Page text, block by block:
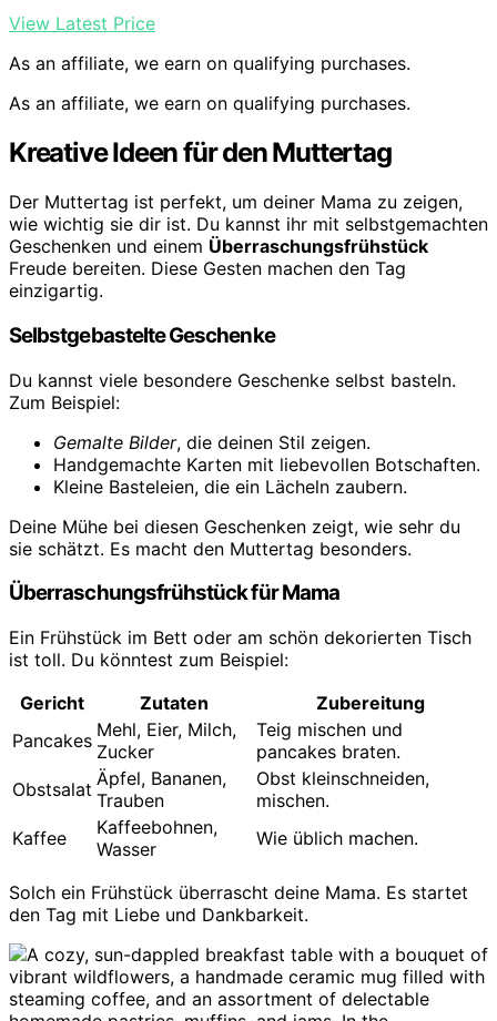
View Latest Price
As an affiliate, we earn on qualifying purchases.
As an affiliate, we earn on qualifying purchases.
Kreative Ideen für den Muttertag
Der Muttertag ist perfekt, um deiner Mama zu zeigen,
wie wichtig sie dir ist. Du kannst ihr mit selbstgemachten
Geschenken und einem Überraschungsfrühstück
Freude bereiten. Diese Gesten machen den Tag
einzigartig.
Selbstgebastelte Geschenke
Du kannst viele besondere Geschenke selbst basteln.
Zum Beispiel:
Gemalte Bilder, die deinen Stil zeigen.
Handgemachte Karten mit liebevollen Botschaften.
Kleine Basteleien, die ein Lächeln zaubern.
Deine Mühe bei diesen Geschenken zeigt, wie sehr du
sie schätzt. Es macht den Muttertag besonders.
Überraschungsfrühstück für Mama
Ein Frühstück im Bett oder am schön dekorierten Tisch
ist toll. Du könntest zum Beispiel:
Gericht
Zutaten
Zubereitung
Pancakes Mehl, Eier, Milch,
Zucker
Teig mischen und
pancakes braten.
Obstsalat Äpfel, Bananen,
Trauben
Obst kleinschneiden,
mischen.
Kaffee
Kaffeebohnen,
Wasser
Wie üblich machen.
Solch ein Frühstück überrascht deine Mama. Es startet
den Tag mit Liebe und Dankbarkeit.